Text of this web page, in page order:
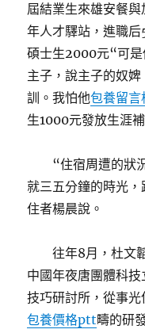
屆結業生來雄安餐
年人才驛站，進職
碩士生2000元“可
主子，說主子的奴
訓。我怕他包養留言
生1000元發放生涯補
“住宿周遭的狀
就三五分鐘的時光
住者楊晨說。
往年8月，杜文
中國年夜唐團體科
技巧研討所，從事
包養價格ptt疇的研